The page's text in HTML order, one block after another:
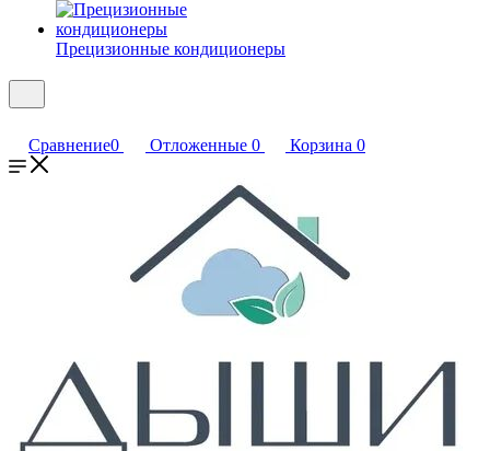
Прецизионные кондиционеры
Сравнение0 Отложенные 0 Корзина 0